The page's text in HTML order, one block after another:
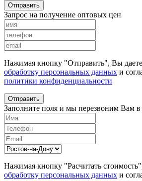
Отправить
Запрос на получение оптовых цен
Нажимая кнопку "Отправить", Вы даете
обработку персональных данных и
политики конфиденциальности
Отправить
Заполните поля и мы перезвоним Вам в
Нажимая кнопку "Расчитать
обработку персональных данных и